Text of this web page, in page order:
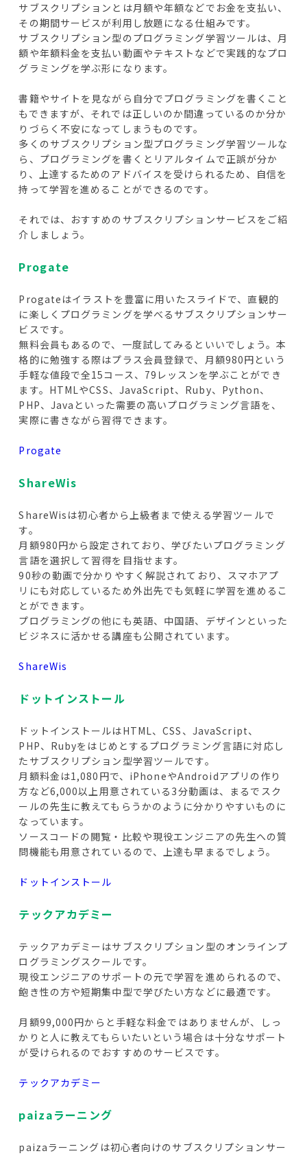
サブスクリプションとは月額や年額などでお金を支払い、
その期間サービスが利用し放題になる仕組みです。
サブスクリプション型のプログラミング学習ツールは、月
額や年額料金を支払い動画やテキストなどで実践的なプロ
グラミングを学ぶ形になります。
書籍やサイトを見ながら自分でプログラミングを書くこと
もできますが、それでは正しいのか間違っているのか分か
りづらく不安になってしまうものです。
多くのサブスクリプション型プログラミング学習ツールな
ら、プログラミングを書くとリアルタイムで正誤が分か
り、上達するためのアドバイスを受けられるため、自信を
持って学習を進めることができるのです。
それでは、おすすめのサブスクリプションサービスをご紹
介しましょう。
Progate
Progateはイラストを豊富に用いたスライドで、直観的
に楽しくプログラミングを学べるサブスクリプションサー
ビスです。
無料会員もあるので、一度試してみるといいでしょう。本
格的に勉強する際はプラス会員登録で、月額980円という
手軽な値段で全15コース、79レッスンを学ぶことができ
ます。HTMLやCSS、JavaScript、Ruby、Python、
PHP、Javaといった需要の高いプログラミング言語を、
実際に書きながら習得できます。
Progate
ShareWis
ShareWisは初心者から上級者まで使える学習ツールで
す。
月額980円から設定されており、学びたいプログラミング
言語を選択して習得を目指せます。
90秒の動画で分かりやすく解説されており、スマホアプ
リにも対応しているため外出先でも気軽に学習を進めるこ
とができます。
プログラミングの他にも英語、中国語、デザインといった
ビジネスに活かせる講座も公開されています。
ShareWis
ドットインストール
ドットインストールはHTML、CSS、JavaScript、
PHP、Rubyをはじめとするプログラミング言語に対応し
たサブスクリプション型学習ツールです。
月額料金は1,080円で、iPhoneやAndroidアプリの作り
方など6,000以上用意されている3分動画は、まるでスク
ールの先生に教えてもらうかのように分かりやすいものに
なっています。
ソースコードの閲覧・比較や現役エンジニアの先生への質
問機能も用意されているので、上達も早まるでしょう。
ドットインストール
テックアカデミー
テックアカデミーはサブスクリプション型のオンラインプ
ログラミングスクールです。
現役エンジニアのサポートの元で学習を進められるので、
飽き性の方や短期集中型で学びたい方などに最適です。
月額99,000円からと手軽な料金ではありませんが、しっ
かりと人に教えてもらいたいという場合は十分なサポート
が受けられるのでおすすめのサービスです。
テックアカデミー
paizaラーニング
paizaラーニングは初心者向けのサブスクリプションサー